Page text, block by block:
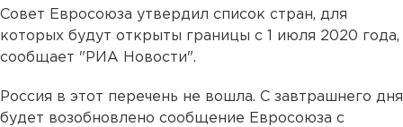
Совет Евросоюза утвердил список стран, для
которых будут открыты границы с 1 июля 2020 года,
сообщает "РИА Новости".
Россия в этот перечень не вошла. С завтрашнего дня
будет возобновлено сообщение Евросоюза с